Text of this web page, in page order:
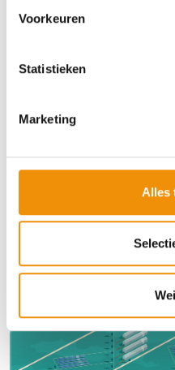
Voorkeuren
Statistieken
Marketing
Alles
Bekijk